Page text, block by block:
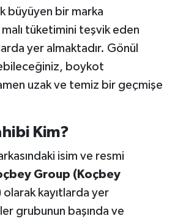
büyüyen bir marka
tüketimini teşvik eden
yer almaktadır. Gönül
boykot
uzak ve temiz bir geçmişe
Kim?
isim ve resmi
Group (Koçbey
olarak kayıtlarda yer
grubunun başında ve